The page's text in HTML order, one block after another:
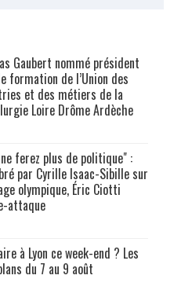
Gaubert nommé président
formation de l’Union des
et des métiers de la
Loire Drôme Ardèche
ferez plus de politique" :
par Cyrille Isaac-Sibille sur
olympique, Éric Ciotti
attaque
à Lyon ce week-end ? Les
du 7 au 9 août